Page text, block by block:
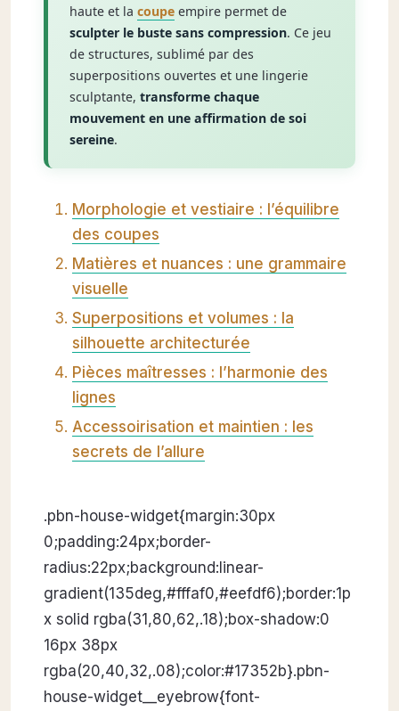
haute et la coupeempire permet de
sculpter le buste sans compression. Ce jeu
de structures, sublimé par des
superpositions ouvertes et une lingerie
sculptante, transforme chaque
mouvement en une affirmation de soi
sereine.
Morphologie et vestiaire : l’équilibre
des coupes
Matières et nuances : une grammaire
visuelle
Superpositions et volumes : la
silhouette architecturée
Pièces maîtresses : l’harmonie des
lignes
Accessoirisation et maintien : les
secrets de l’allure